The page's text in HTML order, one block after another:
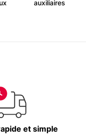
auxiliaires
et simple